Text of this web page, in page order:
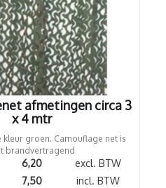
afmetingen circa 3
x 4 mtr
kleur groen. Camouflage net is
brandvertragend
6,20
excl. BTW
7,50 incl. BTW